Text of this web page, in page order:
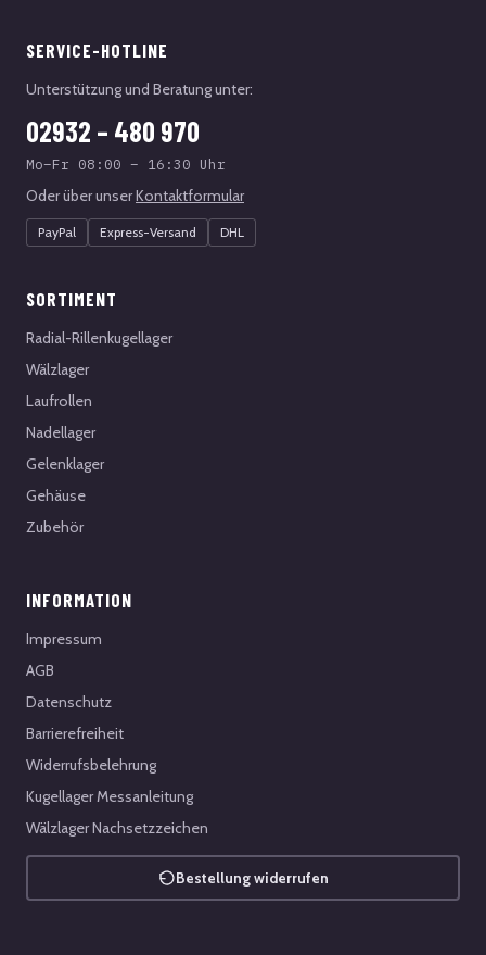
SERVICE-HOTLINE
Unterstützung und Beratung unter:
02932 – 480 970
Mo–Fr 08:00 – 16:30 Uhr
Oder über unserKontaktformular
PayPal Express-Versand DHL
SORTIMENT
Radial-Rillenkugellager
Wälzlager
Laufrollen
Nadellager
Gelenklager
Gehäuse
Zubehör
INFORMATION
Impressum
AGB
Datenschutz
Barrierefreiheit
Widerrufsbelehrung
Kugellager Messanleitung
Wälzlager Nachsetzzeichen
Bestellung widerrufen